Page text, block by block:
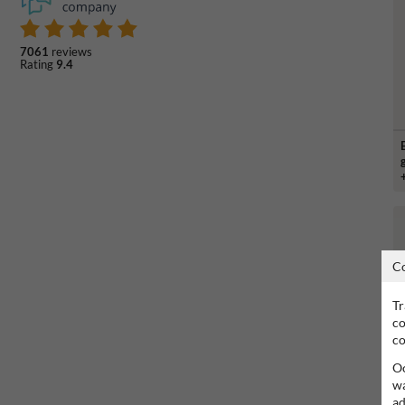
7061 reviews
Rating 9.4